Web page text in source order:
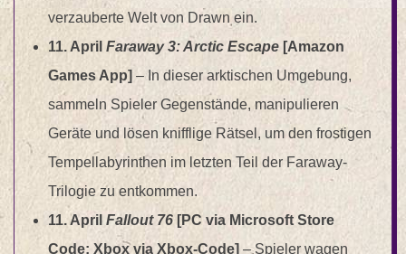
verzauberte Welt von Drawn ein.
11. April Faraway 3: Arctic Escape [Amazon
Games App] –In dieser arktischen Umgebung,
sammeln Spieler Gegenstände, manipulieren
Geräte und lösen knifflige Rätsel, um den frostigen
Tempellabyrinthen im letzten Teil der Faraway-
Trilogie zu entkommen.
11. April Fallout 76 [PC via Microsoft Store
Code; Xbox via Xbox-Code] –Spieler wagen